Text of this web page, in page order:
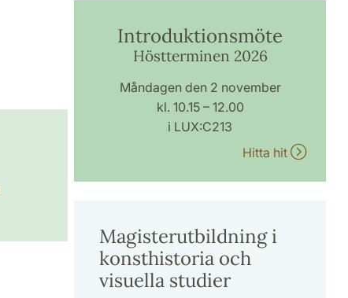
Introduktionsmöte
Höstterminen 2026
Måndagen den 2 november
kl. 10.15 – 12.00
i LUX:C213
Hitta hit
Magisterutbildning i
konsthistoria och
visuella studier